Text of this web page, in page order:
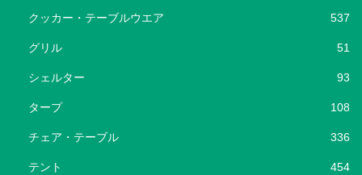
クッカー・テーブルウエア 537
グリル 51
シェルター 93
タープ 108
チェア・テーブル 336
テント 454